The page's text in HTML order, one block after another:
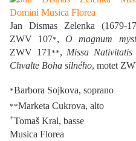
Jan Dismas Zelenka (1679-
ZWV 107*,O magnum
ZWV 171 **, Missa
Chvalte Boha silného, motet
*Barbora Sojkova, soprano
**Marketa Cukrova, alto
+Tomaš Kral, basse
Musica Florea